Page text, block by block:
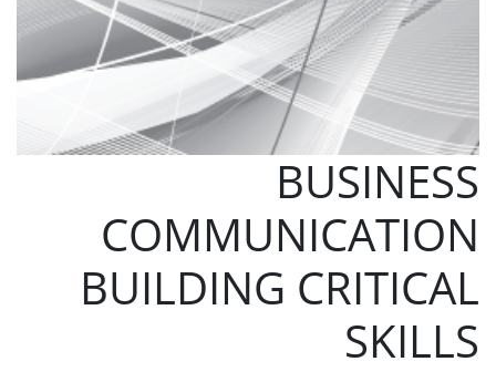
BUSINESS
COMMUNICATION
BUILDING CRITICAL
SKILLS